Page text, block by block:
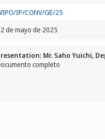
IP/CONV/GE/25
de mayo de 2025
Mr. Saho Yuichi,
completo